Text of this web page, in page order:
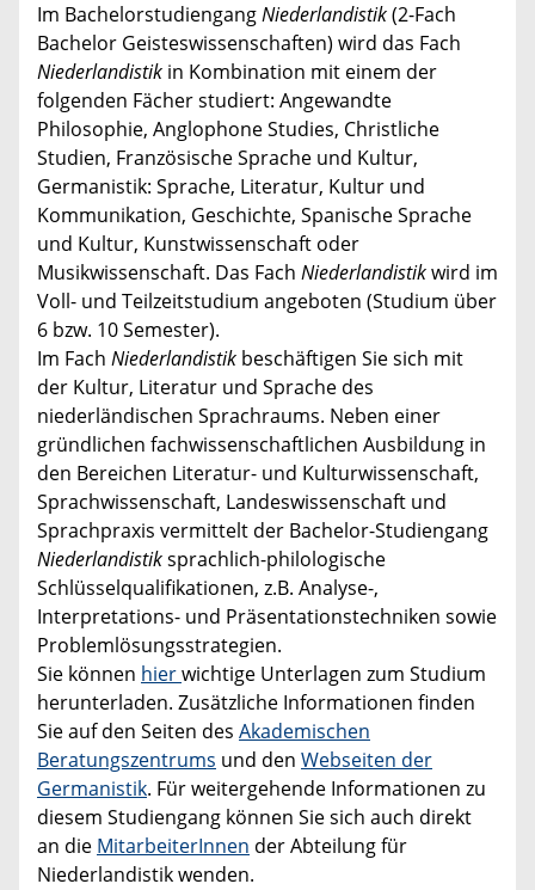
Im BachelorstudiengangNiederlandistik(2-Fach
Bachelor Geisteswissenschaften) wird das Fach
Niederlandistik in Kombination mit einem der
folgenden Fächer studiert: Angewandte
Philosophie, Anglophone Studies, Christliche
Studien, Französische Sprache und Kultur,
Germanistik: Sprache, Literatur, Kultur und
Kommunikation, Geschichte, Spanische Sprache
und Kultur, Kunstwissenschaft oder
Musikwissenschaft. Das Fach Niederlandistikwird im
Voll- und Teilzeitstudium angeboten (Studium über
6 bzw. 10 Semester).
Im Fach Niederlandistik beschäftigen Sie sich mit
der Kultur, Literatur und Sprache des
niederländischen Sprachraums. Neben einer
gründlichen fachwissenschaftlichen Ausbildung in
den Bereichen Literatur- und Kulturwissenschaft,
Sprachwissenschaft, Landeswissenschaft und
Sprachpraxis vermittelt der Bachelor-Studiengang
Niederlandistiksprachlich-philologische
Schlüsselqualifikationen, z.B. Analyse-,
Interpretations- und Präsentationstechniken sowie
Problemlösungsstrategien.
Sie können hierwichtige Unterlagen zum Studium
herunterladen. Zusätzliche Informationen finden
Sie auf den Seiten des Akademischen
Beratungszentrums und den Webseiten der
Germanistik. Für weitergehende Informationen zu
diesem Studiengang können Sie sich auch direkt
an die MitarbeiterInnen der Abteilung für
Niederlandistik wenden.